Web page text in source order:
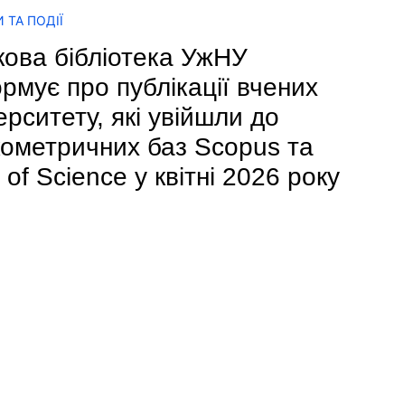
ПОДІЇ
бібліотека УжНУ
про публікації вчених
які увійшли до
баз Scopus та
Science у квітні 2026 року